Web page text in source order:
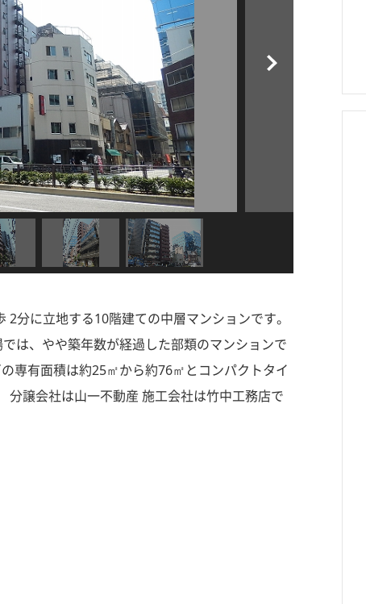
分に立地する10階建ての中層マンションです。
は、やや築年数が経過した部類のマンションで
専有面積は約25㎡から約76㎡とコンパクトタイ
譲会社は山一不動産 施工会社は竹中工務店で